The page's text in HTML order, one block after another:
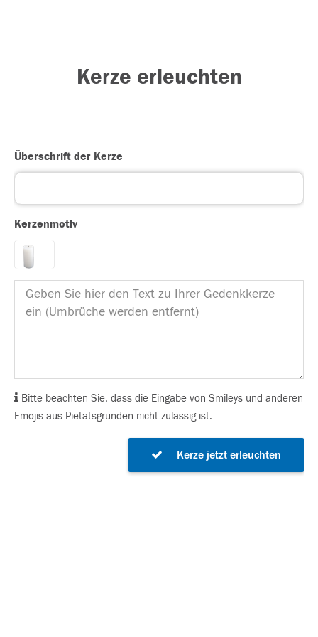
Kerze erleuchten
Überschrift der Kerze
Kerzenmotiv
Bitte beachten Sie, dass die Eingabe von Smileys und anderen
Emojis aus Pietätsgründen nicht zulässig ist.
Kerze jetzt erleuchten